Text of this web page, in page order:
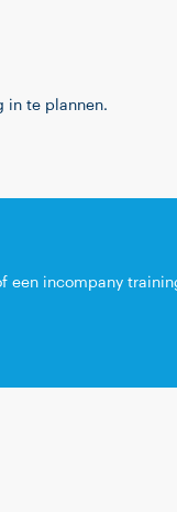
in te plannen.
een incompany